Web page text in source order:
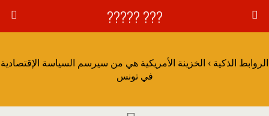
??? ?????
الروابط الذكية › الخزينة الأمريكية هي من سيرسم السياسة الإقتصادية
في تونس